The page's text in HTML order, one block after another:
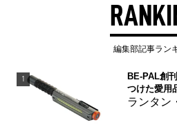
編集部記事ラン
1
BE-PAL創
つけた愛用
ランタン